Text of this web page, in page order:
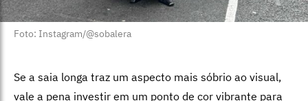
Foto: Instagram/@sobalera
Se a saia longa traz um aspecto mais sóbrio ao visual,
vale a pena investir em um ponto de cor vibrante para